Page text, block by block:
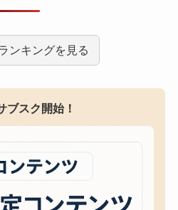
ンキングを見る
ブスク開始！